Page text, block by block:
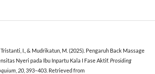
Tristanti, I., & Mudrikatun, M. (2025). Pengaruh Back Massage
Nyeri pada Ibu Inpartu Kala I Fase Aktif. Prosiding
20, 393–403. Retrieved from